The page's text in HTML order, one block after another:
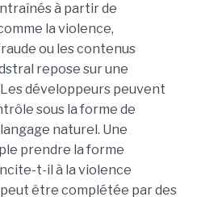
à partir de
la violence,
ou les contenus
repose sur une
développeurs peuvent
sous la forme de
naturel. Une
prendre la forme
t-il à la violence
peut être complétée par des